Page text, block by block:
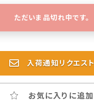
ただいま品切れ中です。
入荷通知リクエスト
お気に入りに追加